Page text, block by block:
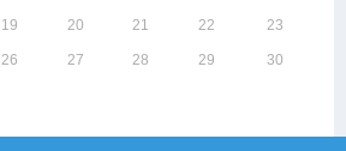
19 20 21 22 23
26 27 28 29 30